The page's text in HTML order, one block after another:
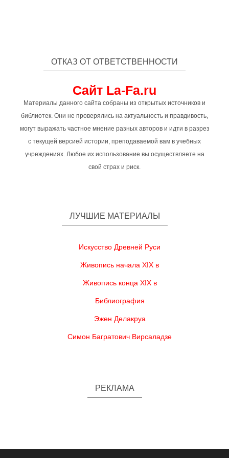
ОТКАЗ ОТ ОТВЕТСТВЕННОСТИ
Сайт La-Fa.ru
Материалы данного сайта собраны из открытых источников и
библиотек. Они не проверялись на актуальность и правдивость,
могут выражать частное мнение разных авторов и идти в разрез
с текущей версией истории, преподаваемой вам в учебных
учреждениях. Любое их использование вы осуществляете на
свой страх и риск.
ЛУЧШИЕ МАТЕРИАЛЫ
Искусство Древней Руси
Живопись начала XIX в
Живопись конца XIX в
Библиография
Эжен Делакруа
Симон Багратович Вирсаладзе
РЕКЛАМА